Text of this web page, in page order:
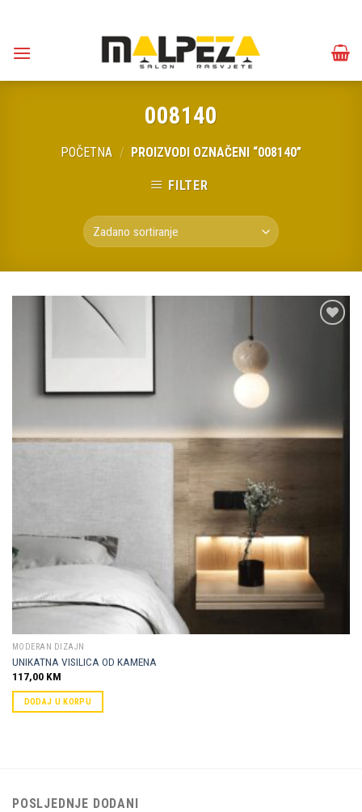
content
008140
POČETNA / PROIZVODI OZNAČENI “008140”
FILTER
MODERAN DIZAJN
UNIKATNA VISILICA OD KAMENA
117,00 KM
DODAJ U KORPU
POSLJEDNJE DODANI